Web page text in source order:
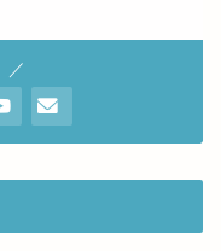
ロフィール
問い合わせ